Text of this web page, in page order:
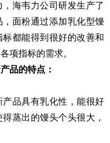
海韦力公司研发生产了
面粉通过添加乳化型馒
都能得到很好的改善和
项指标的需求。
品的特点：
品具有乳化性，能很好
蒸出的馒头个头很大，